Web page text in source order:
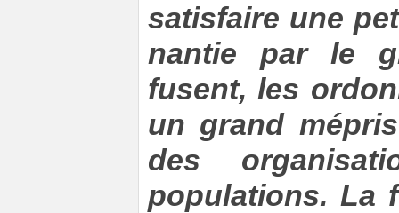
satisfaire une
nantie par le
fusent, les
un grand
des
populations. La